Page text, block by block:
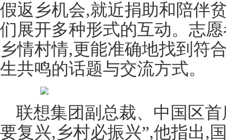
假返乡机会,就近捐助和陪伴
们展开多种形式的互动。志
乡情村情,更能准确地找到符
生共鸣的话题与交流方式。
联想集团副总裁、中国区
要复兴,乡村必振兴”,他指出,